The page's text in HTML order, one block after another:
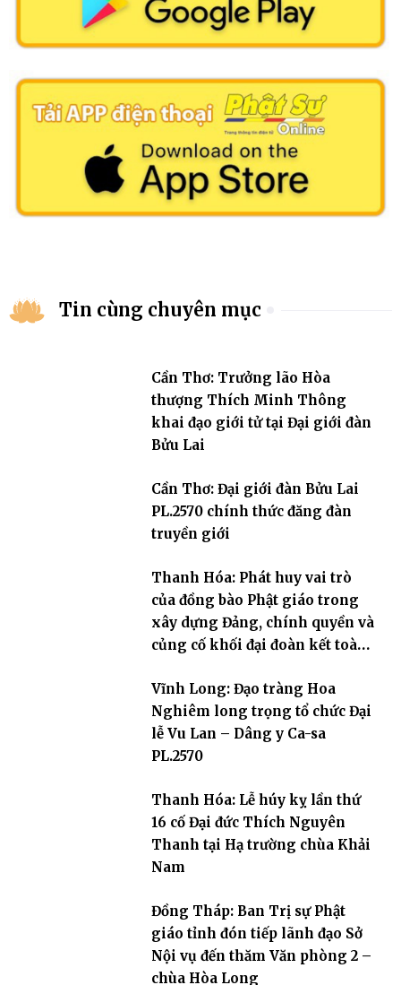
Tin cùng chuyên mục
Cần Thơ: Trưởng lão Hòa
thượng Thích Minh Thông
khai đạo giới tử tại Đại giới đàn
Bửu Lai
Cần Thơ: Đại giới đàn Bửu Lai
PL.2570 chính thức đăng đàn
truyền giới
Thanh Hóa: Phát huy vai trò
của đồng bào Phật giáo trong
xây dựng Đảng, chính quyền và
củng cố khối đại đoàn kết toàn
Vĩnh Long: Đạo tràng Hoa
Nghiêm long trọng tổ chức Đại
lễ Vu Lan – Dâng y Ca-sa
PL.2570
Thanh Hóa: Lễ húy kỵ lần thứ
16 cố Đại đức Thích Nguyên
Thanh tại Hạ trường chùa Khải
Nam
Đồng Tháp: Ban Trị sự Phật
giáo tỉnh đón tiếp lãnh đạo Sở
Nội vụ đến thăm Văn phòng 2 –
chùa Hòa Long